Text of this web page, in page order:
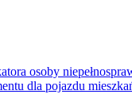
osoby
dla pojazdu